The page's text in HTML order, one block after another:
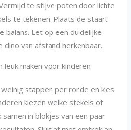
te stijve poten door lichte
te tekenen. Plaats de staart
balans. Let op een duidelijke
dino van afstand herkenbaar.
leuk maken voor kinderen
stappen per ronde en kies
kiezen welke stekels of
in blokjes van een paar